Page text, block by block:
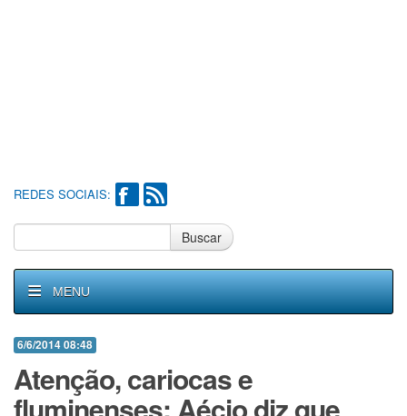
REDES SOCIAIS:
Buscar
MENU
6/6/2014 08:48
Atenção, cariocas e